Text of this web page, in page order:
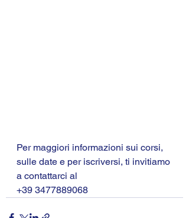
Per maggiori informazioni sui corsi,
sulle date e per iscriversi, ti invitiamo
a contattarci al
+39 3477889068